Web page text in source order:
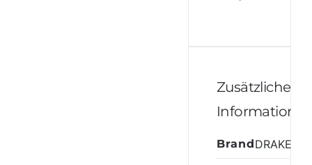
Zusätzliche
Brand